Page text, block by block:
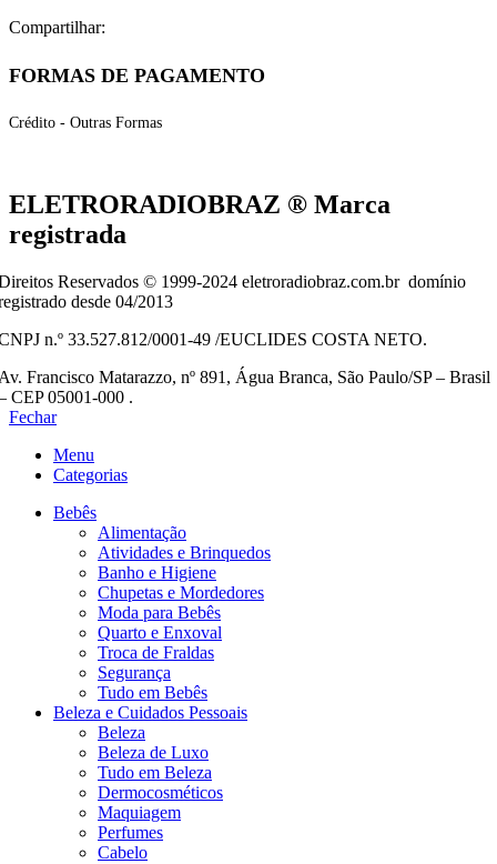
Compartilhar:
FORMAS DE PAGAMENTO
Crédito - Outras Formas
ELETRORADIOBRAZ ® Marca
registrada
Reservados © 1999-2024 eletroradiobraz.com.br domínio
desde 04/2013
n.º 33.527.812/0001-49 /EUCLIDES COSTA NETO.
Francisco Matarazzo, nº 891, Água Branca, São Paulo/SP – Brasil
CEP 05001-000 .
Fechar
Menu
Categorias
Bebês
Alimentação
Atividades e Brinquedos
Banho e Higiene
Chupetas e Mordedores
Moda para Bebês
Quarto e Enxoval
Troca de Fraldas
Segurança
Tudo em Bebês
Beleza e Cuidados Pessoais
Beleza
Beleza de Luxo
Tudo em Beleza
Dermocosméticos
Maquiagem
Perfumes
Cabelo